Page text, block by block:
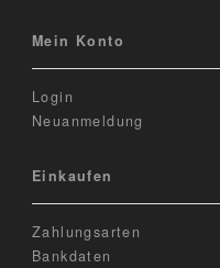
Mein Konto
Login
Neuanmeldung
Einkaufen
Zahlungsarten
Bankdaten